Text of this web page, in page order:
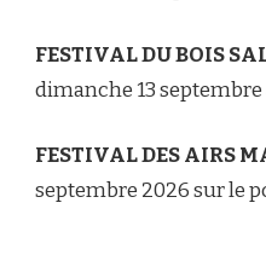
FESTIVAL DU BOIS
dimanche 13 septembre
FESTIVAL DES AIRS
septembre 2026 sur le